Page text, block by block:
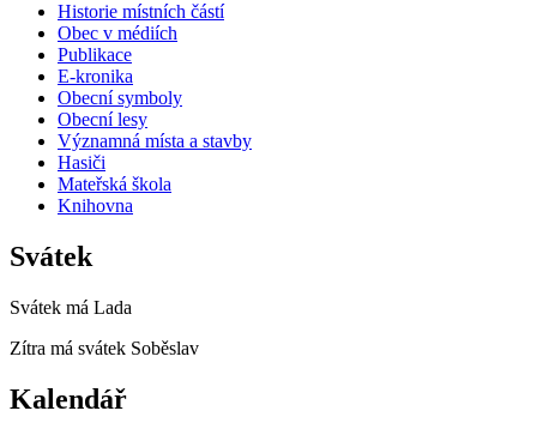
Historie místních částí
Obec v médiích
Publikace
E-kronika
Obecní symboly
Obecní lesy
Významná místa a stavby
Hasiči
Mateřská škola
Knihovna
Svátek
Svátek má Lada
Zítra má svátek Soběslav
Kalendář